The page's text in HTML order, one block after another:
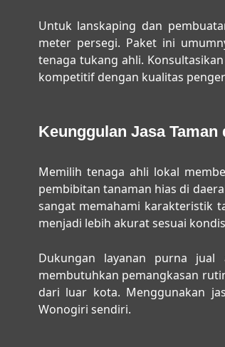
Untuk lanskaping dan
meter persegi. Paket ini
tenaga tukang ahli.
kompetitif dengan kualitas
Keunggulan Jasa
Memilih tenaga ahli lokal
pembibitan tanaman hias di
sangat memahami karakteristik
menjadi lebih akurat sesuai
Dukungan layanan purna
membutuhkan pemangkasan
dari luar kota. Menggunakan
Wonogiri sendiri.